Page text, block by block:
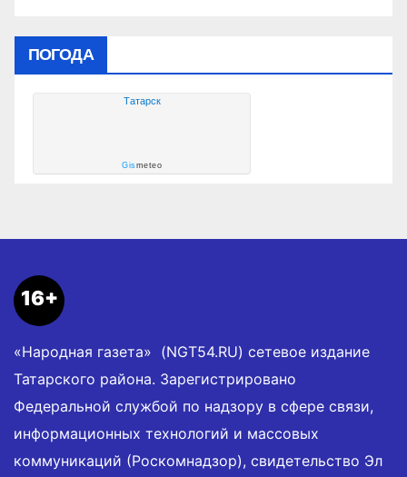
ПОГОДА
Татарск
Gismeteo
16+
«Народная газета» (NGT54.RU) сетевое издание
Татарского района. Зарегистрировано
Федеральной службой по надзору в сфере связи,
информационных технологий и массовых
коммуникаций (Роскомнадзор), свидетельство Эл